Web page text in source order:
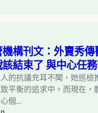
機構刊文：外賣秀
該結束了 與中心任
的抗議充耳不聞，她巡檢
平衡的追求中。而現在，
個…